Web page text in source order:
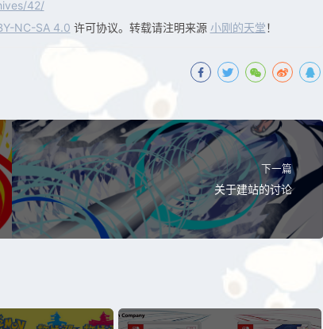
42/
NC-SA 4.0 许可协议。转载请注明来源 小刚的天堂！
下一篇
关于建站的讨论